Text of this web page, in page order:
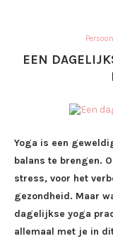
EEN
Yoga is een
balans te brengen.
stress, voor het
gezondheid. Maar
dagelijkse yoga
allemaal met je in